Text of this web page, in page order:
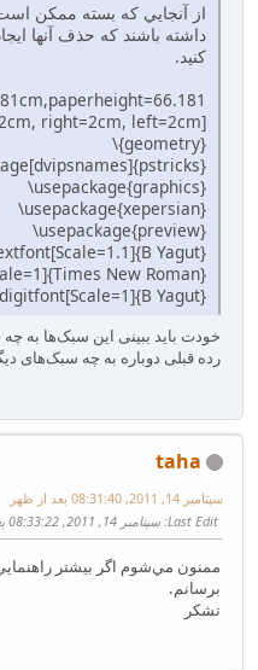
از آنجايي که بسته ممکن
داشته باشند که حذف آنها
کنيد.
‎right=2cm‎, ‎left=2cm]
{geometry}‎\
‎\usepackage{graphics}‎
‎\usepackage{xepersian}‎
‎\usepackage{preview}‎‎
Yagut}‎
New Roman}‎
Yagut}‎
خودت باید ببینی این سبک‌ها به
رده قبلی دوباره به چه سبک‌های
taha
سپتامبر 14, 2011, 08:31:40 بعد از ظهر
Last Edit: سپتامبر 14, 2011, 08:33:22 بعد از ظهر by soltan
ممنون مي‌شوم اگر بيشتر
برسانم.
تشکر